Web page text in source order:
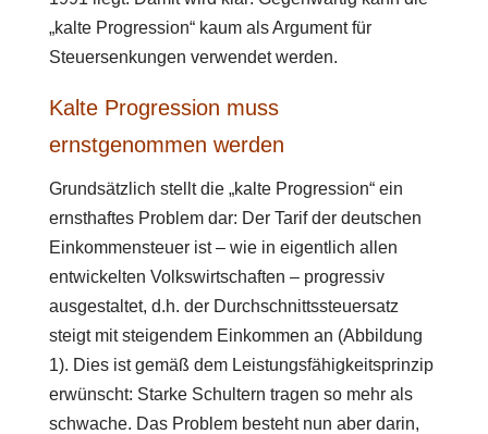
„kalte Progression“ kaum als Argument für
Steuersenkungen verwendet werden.
Kalte Progression muss
ernstgenommen werden
Grundsätzlich stellt die „kalte Progression“ ein
ernsthaftes Problem dar: Der Tarif der deutschen
Einkommensteuer ist – wie in eigentlich allen
entwickelten Volkswirtschaften – progressiv
ausgestaltet, d.h. der Durchschnittssteuersatz
steigt mit steigendem Einkommen an (Abbildung
1). Dies ist gemäß dem Leistungsfähigkeitsprinzip
erwünscht: Starke Schultern tragen so mehr als
schwache. Das Problem besteht nun aber darin,